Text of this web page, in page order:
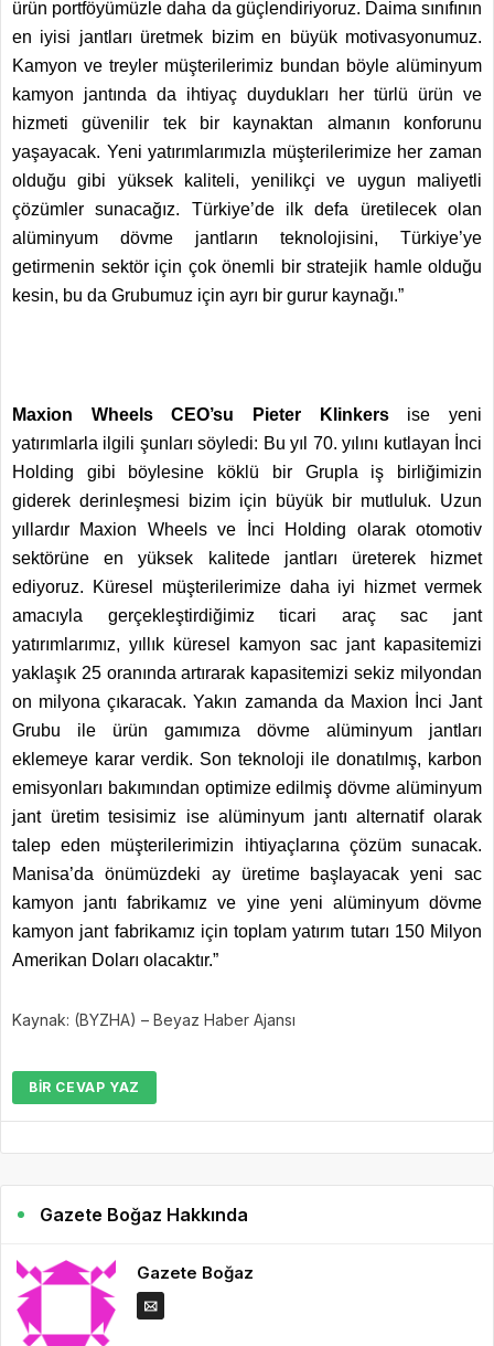
ürün portföyümüzle daha da güçlendiriyoruz. Daima sınıfının
en iyisi jantları üretmek bizim en büyük motivasyonumuz.
Kamyon ve treyler müşterilerimiz bundan böyle alüminyum
kamyon jantında da ihtiyaç duydukları her türlü ürün ve
hizmeti güvenilir tek bir kaynaktan almanın konforunu
yaşayacak. Yeni yatırımlarımızla müşterilerimize her zaman
olduğu gibi yüksek kaliteli, yenilikçi ve uygun maliyetli
çözümler sunacağız. Türkiye’de ilk defa üretilecek olan
alüminyum dövme jantların teknolojisini, Türkiye’ye
getirmenin sektör için çok önemli bir stratejik hamle olduğu
kesin, bu da Grubumuz için ayrı bir gurur kaynağı.”
Maxion Wheels CEO’su Pieter Klinkersise yeni
yatırımlarla ilgili şunları söyledi: Bu yıl 70. yılını kutlayan İnci
Holding gibi böylesine köklü bir Grupla iş birliğimizin
giderek derinleşmesi bizim için büyük bir mutluluk. Uzun
yıllardır Maxion Wheels ve İnci Holding olarak otomotiv
sektörüne en yüksek kalitede jantları üreterek hizmet
ediyoruz. Küresel müşterilerimize daha iyi hizmet vermek
amacıyla gerçekleştirdiğimiz ticari araç sac jant
yatırımlarımız, yıllık küresel kamyon sac jant kapasitemizi
yaklaşık 25 oranında artırarak kapasitemizi sekiz milyondan
on milyona çıkaracak. Yakın zamanda da Maxion İnci Jant
Grubu ile ürün gamımıza dövme alüminyum jantları
eklemeye karar verdik. Son teknoloji ile donatılmış, karbon
emisyonları bakımından optimize edilmiş dövme alüminyum
jant üretim tesisimiz ise alüminyum jantı alternatif olarak
talep eden müşterilerimizin ihtiyaçlarına çözüm sunacak.
Manisa’da önümüzdeki ay üretime başlayacak yeni sac
kamyon jantı fabrikamız ve yine yeni alüminyum dövme
kamyon jant fabrikamız için toplam yatırım tutarı 150 Milyon
Amerikan Doları olacaktır.”
Kaynak: (BYZHA) – Beyaz Haber Ajansı
BIR CEVAP YAZ
Gazete Boğaz Hakkında
Gazete Boğaz